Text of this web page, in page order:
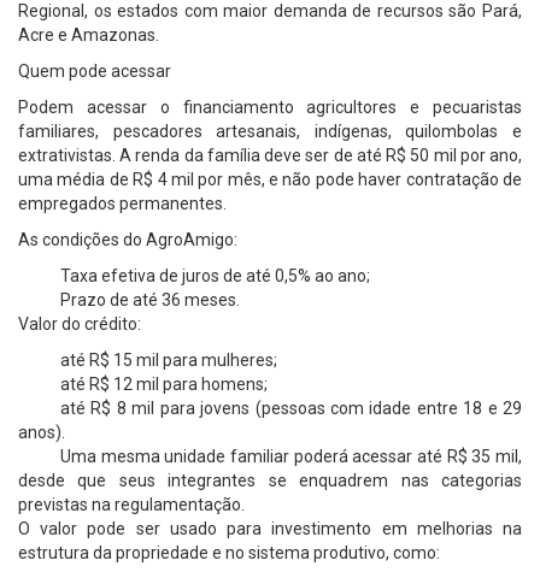
Regional, os estados com maior demanda de recursos são Pará,
Acre e Amazonas.
Quem pode acessar
Podem acessar o financiamento agricultores e pecuaristas
familiares, pescadores artesanais, indígenas, quilombolas e
extrativistas. A renda da família deve ser de até R$ 50 mil por ano,
uma média de R$ 4 mil por mês, e não pode haver contratação de
empregados permanentes.
As condições do AgroAmigo:
Taxa efetiva de juros de até 0,5% ao ano;
Prazo de até 36 meses.
Valor do crédito:
até R$ 15 mil para mulheres;
até R$ 12 mil para homens;
até R$ 8 mil para jovens (pessoas com idade entre 18 e 29
anos).
Uma mesma unidade familiar poderá acessar até R$ 35 mil,
desde que seus integrantes se enquadrem nas categorias
previstas na regulamentação.
O valor pode ser usado para investimento em melhorias na
estrutura da propriedade e no sistema produtivo, como: